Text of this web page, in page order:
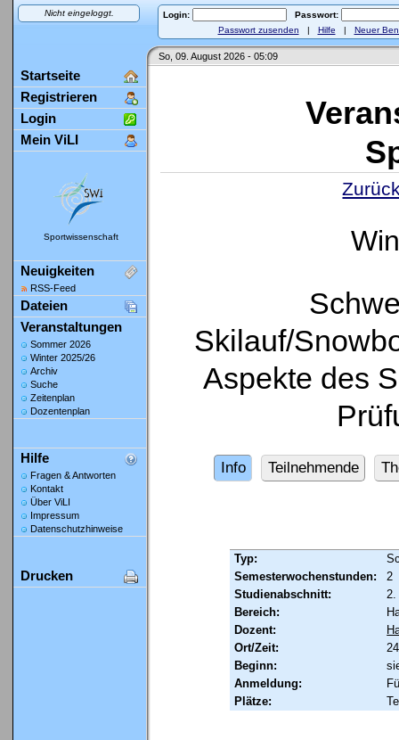
Nicht eingeloggt. Login:
Passwort:
Passwort zusenden | Hilfe | Neuer
So, 09. August 2026 - 05:09
Startseite
Registrieren
Login
Mein ViLI
Sportwissenschaft
Neuigkeiten
RSS-Feed
Dateien
Veranstaltungen
Sommer 2026
Winter 2025/26
Archiv
Suche
Zeitenplan
Dozentenplan
Hilfe
Fragen & Antworten
Kontakt
Über ViLI
Impressum
Datenschutzhinweise
Drucken
Skilauf/
Aspekte des
Info Teilnehmende
Typ:
Semesterwochenstunden:
2
Studienabschnitt:
Bereich:
Dozent:
Ort/Zeit:
Beginn:
Anmeldung:
Plätze: